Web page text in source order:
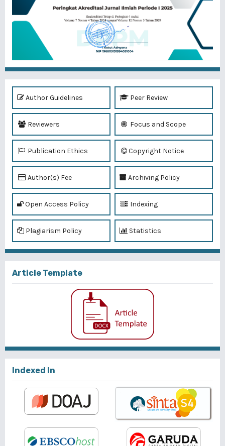
Author Guidelines Peer Review
Reviewers Focus and Scope
Publication Ethics Copyright Notice
Author(s) Fee Archiving Policy
Open Access Policy Indexing
Plagiarism Policy Statistics
Article Template
Indexed In